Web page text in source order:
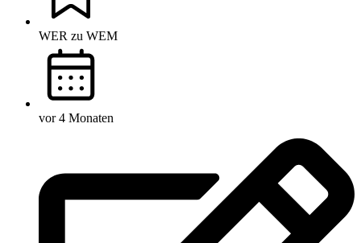
WER zu WEM
vor 4 Monaten